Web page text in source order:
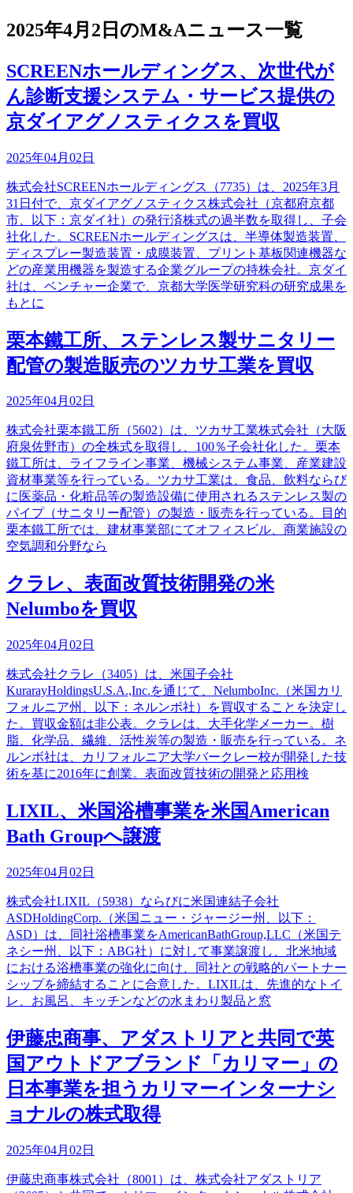
2025年4月2日のM&Aニュース一覧
SCREENホールディングス、次世代が
ん診断支援システム・サービス提供の
京ダイアグノスティクスを買収
2025年04月02日
株式会社SCREENホールディングス（7735）は、2025年3月
31日付で、京ダイアグノスティクス株式会社（京都府京都
市、以下：京ダイ社）の発行済株式の過半数を取得し、子会
社化した。SCREENホールディングスは、半導体製造装置、
ディスプレー製造装置・成膜装置、プリント基板関連機器な
どの産業用機器を製造する企業グループの持株会社。京ダイ
社は、ベンチャー企業で、京都大学医学研究科の研究成果を
もとに
栗本鐵工所、ステンレス製サニタリー
配管の製造販売のツカサ工業を買収
2025年04月02日
株式会社栗本鐵工所（5602）は、ツカサ工業株式会社（大阪
府泉佐野市）の全株式を取得し、100％子会社化した。栗本
鐵工所は、ライフライン事業、機械システム事業、産業建設
資材事業等を行っている。ツカサ工業は、食品、飲料ならび
に医薬品・化粧品等の製造設備に使用されるステンレス製の
パイプ（サニタリー配管）の製造・販売を行っている。目的
栗本鐵工所では、建材事業部にてオフィスビル、商業施設の
空気調和分野なら
クラレ、表面改質技術開発の米
Nelumboを買収
2025年04月02日
株式会社クラレ（3405）は、米国子会社
KurarayHoldingsU.S.A.,Inc.を通じて、NelumboInc.（米国カリ
フォルニア州、以下：ネルンボ社）を買収することを決定し
た。買収金額は非公表。クラレは、大手化学メーカー。樹
脂、化学品、繊維、活性炭等の製造・販売を行っている。ネ
ルンボ社は、カリフォルニア大学バークレー校が開発した技
術を基に2016年に創業。表面改質技術の開発と応用検
LIXIL、米国浴槽事業を米国American
Bath Groupへ譲渡
2025年04月02日
株式会社LIXIL（5938）ならびに米国連結子会社
ASDHoldingCorp.（米国ニュー・ジャージー州、以下：
ASD）は、同社浴槽事業をAmericanBathGroup,LLC（米国テ
ネシー州、以下：ABG社）に対して事業譲渡し、北米地域
における浴槽事業の強化に向け、同社との戦略的パートナー
シップを締結することに合意した。LIXILは、先進的なトイ
レ、お風呂、キッチンなどの水まわり製品と窓
伊藤忠商事、アダストリアと共同で英
国アウトドアブランド「カリマー」の
日本事業を担うカリマーインターナシ
ョナルの株式取得
2025年04月02日
伊藤忠商事株式会社（8001）は、株式会社アダストリア